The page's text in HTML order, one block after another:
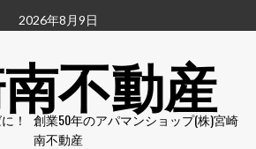
2026年8月9日
不動産
！ 創業50年のアパマンショップ(株)宮崎
南不動産